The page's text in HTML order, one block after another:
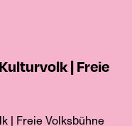
| Freie
| Freie Volksbühne